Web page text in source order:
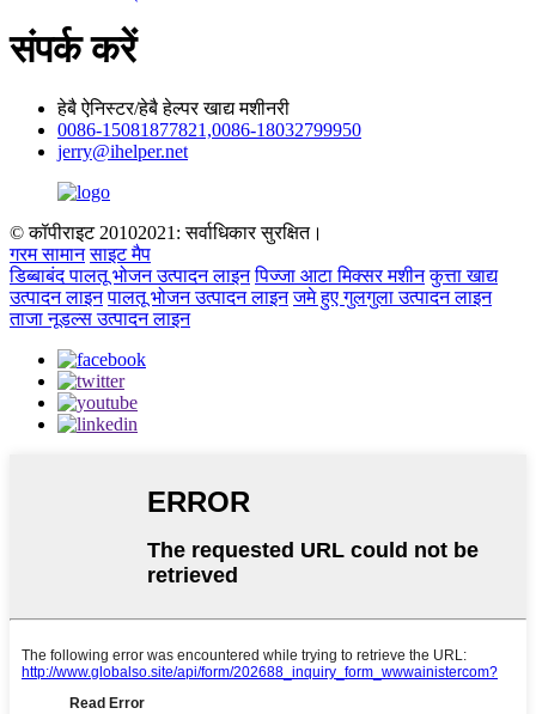
संपर्क करें
हेबै ऐनिस्टर/हेबै हेल्पर खाद्य मशीनरी
0086-15081877821,0086-18032799950
jerry@ihelper.net
© कॉपीराइट 20102021: सर्वाधिकार सुरक्षित।
गरम सामान साइट मैप
डिब्बाबंद पालतू भोजन उत्पादन लाइन पिज्जा आटा मिक्सर मशीन कुत्ता खाद्य
उत्पादन लाइन पालतू भोजन उत्पादन लाइन जमे हुए गुलगुला उत्पादन लाइन
ताजा नूडल्स उत्पादन लाइन